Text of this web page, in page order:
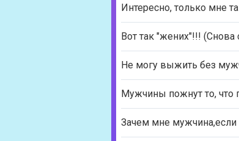
Интересно, только мне
Вот так "жених"!!! (Снова
Не могу выжить без
Мужчины пожнут то, что
Зачем мне мужчина,если